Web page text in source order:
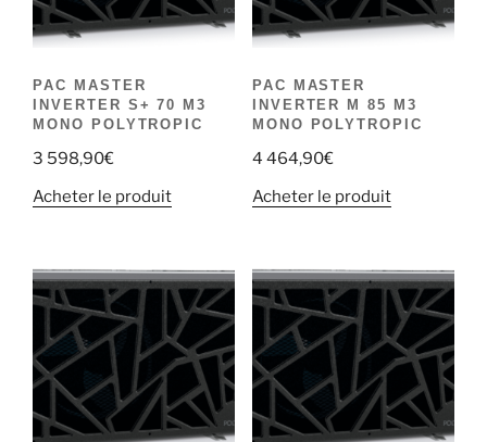
PAC MASTER
INVERTER S+ 70 M3
MONO POLYTROPIC
3 598,90€
Acheter le produit
PAC MASTER
INVERTER M 85 M3
MONO POLYTROPIC
4 464,90€
Acheter le produit